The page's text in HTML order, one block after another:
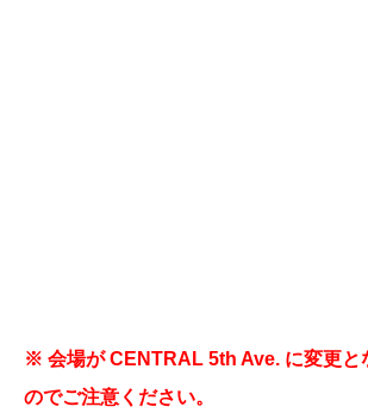
※ 会場が CENTRAL 5th Ave. に変更と
のでご注意ください。